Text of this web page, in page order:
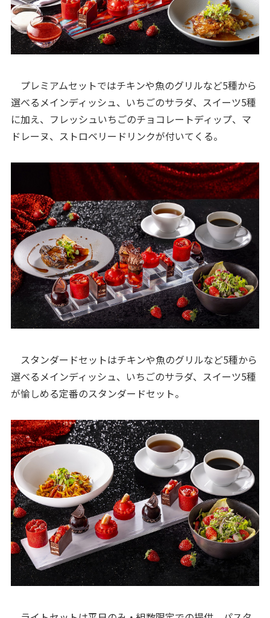
プレミアムセットではチキンや魚のグリルなど5種から
選べるメインディッシュ、いちごのサラダ、スイーツ5種
に加え、フレッシュいちごのチョコレートディップ、マ
ドレーヌ、ストロベリードリンクが付いてくる。
スタンダードセットはチキンや魚のグリルなど5種から
選べるメインディッシュ、いちごのサラダ、スイーツ5種
が愉しめる定番のスタンダードセット。